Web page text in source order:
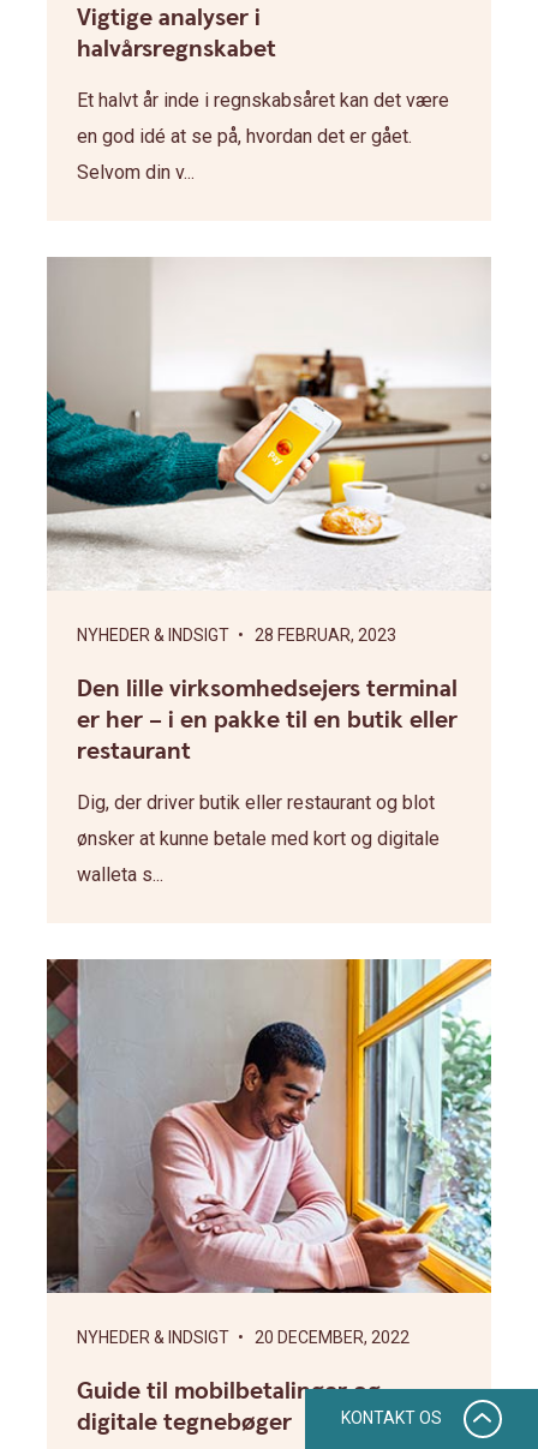
Vigtige analyser i
halvårsregnskabet
Et halvt år inde i regnskabsåret kan det være
en god idé at se på, hvordan det er gået.
Selvom din v...
NYHEDER & INDSIGT • 28 FEBRUAR, 2023
Den lille virksomhedsejers terminal
er her – i en pakke til en butik eller
restaurant
Dig, der driver butik eller restaurant og blot
ønsker at kunne betale med kort og digitale
walleta s...
NYHEDER & INDSIGT • 20 DECEMBER, 2022
Guide til mobilbetalinger og
digitale tegnebøger
KONTAKT OS